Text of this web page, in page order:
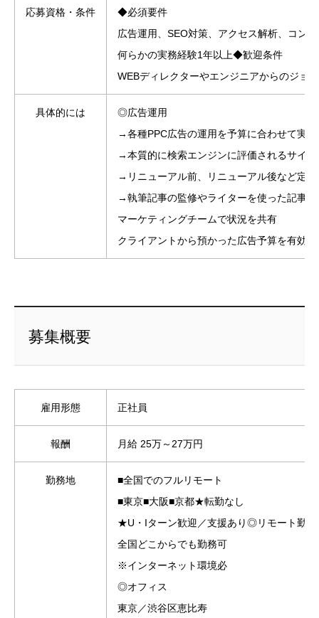
応募資格・条件
◆必須要件
広告運用、SEO対策、アクセス解析、コン
何らかの実務経験1年以上◆歓迎条件
WEBディレクターやエンジニアからのジョ
具体的には
◎広告運用
→各種PPC広告の運用を予算に合わせて実
→本質的に検索エンジンに評価されるサイ
→リニューアル前、リニューアル後など定
→執筆記事の監修やライターを使った記事作
マーケティングチームで状況を共有
クライアントから預かった広告予算を有効
募集概要
雇用形態 正社員
報酬 月給 25万～27万円
勤務地
■全国でのフルリモート
■東京■大阪■京都★転勤なし
★U・Iターン歓迎／支援あり◎リモート勤務
全国どこからでも勤務可
※インターネット環境必
◎オフィス
東京／渋谷区恵比寿